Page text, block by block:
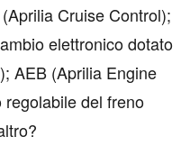
Cruise Control);
elettronico dotato
AEB (Aprilia Engine
del freno